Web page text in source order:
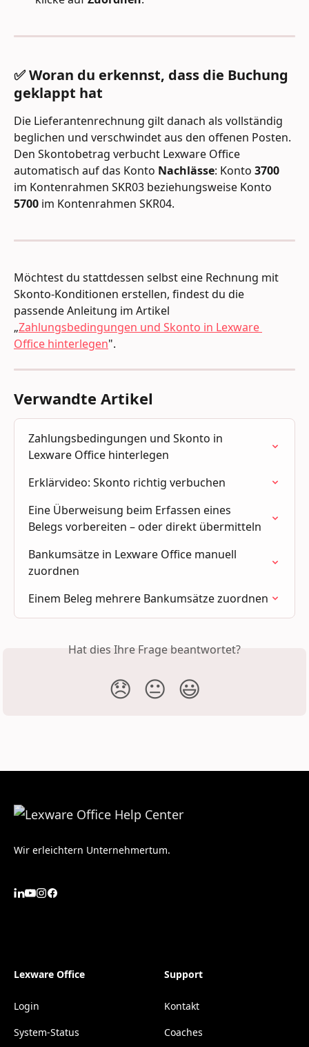
✅ Woran du erkennst, dass die Buchung
geklappt hat
Die Lieferantenrechnung gilt danach als vollständig
beglichen und verschwindet aus den offenen Posten.
Den Skontobetrag verbucht Lexware Office
automatisch auf das Konto Nachlässe: Konto 3700
im Kontenrahmen SKR03 beziehungsweise Konto
5700 im Kontenrahmen SKR04.
Möchtest du stattdessen selbst eine Rechnung mit
Skonto-Konditionen erstellen, findest du die
passende Anleitung im Artikel
„Zahlungsbedingungen und Skonto in Lexware
Office hinterlegen".
Verwandte Artikel
Zahlungsbedingungen und Skonto in
Lexware Office hinterlegen
Erklärvideo: Skonto richtig verbuchen
Eine Überweisung beim Erfassen eines
Belegs vorbereiten – oder direkt übermitteln
Bankumsätze in Lexware Office manuell
zuordnen
Einem Beleg mehrere Bankumsätze zuordnen
Hat dies Ihre Frage beantwortet?
😞 😐 😃
Wir erleichtern Unternehmertum.
Lexware Office
Login
System-Status
Support
Kontakt
Coaches